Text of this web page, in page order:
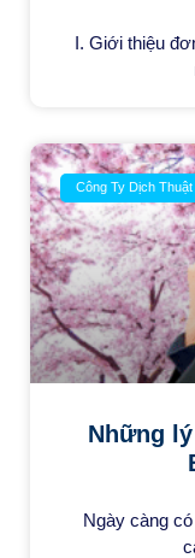
I. Giới thiệu
Công Ty Dịch Thuật
Những
Ngày càng